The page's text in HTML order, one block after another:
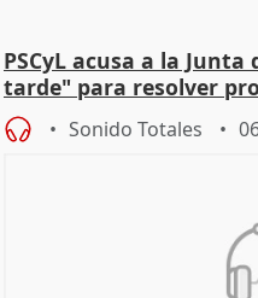
PSCyL acusa a la
tarde" para resolver
Sonido Totales